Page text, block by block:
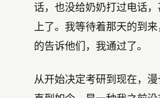
话，也没给奶奶打过电话
上了。我等待着那天的到
的告诉他们，我通过了。
从开始决定考研到现在，漫